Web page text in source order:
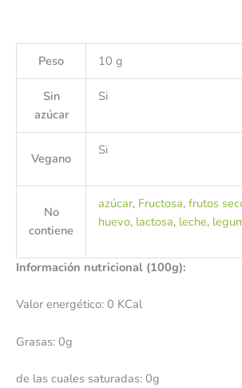
Peso 10 g
Sin
azúcar
Si
Vegano
Si
No
contiene
azúcar, Fructosa, frutos
huevo, lactosa, leche,
Información nutricional (100g):
Valor energético: 0 KCal
Grasas: 0g
de las cuales saturadas: 0g